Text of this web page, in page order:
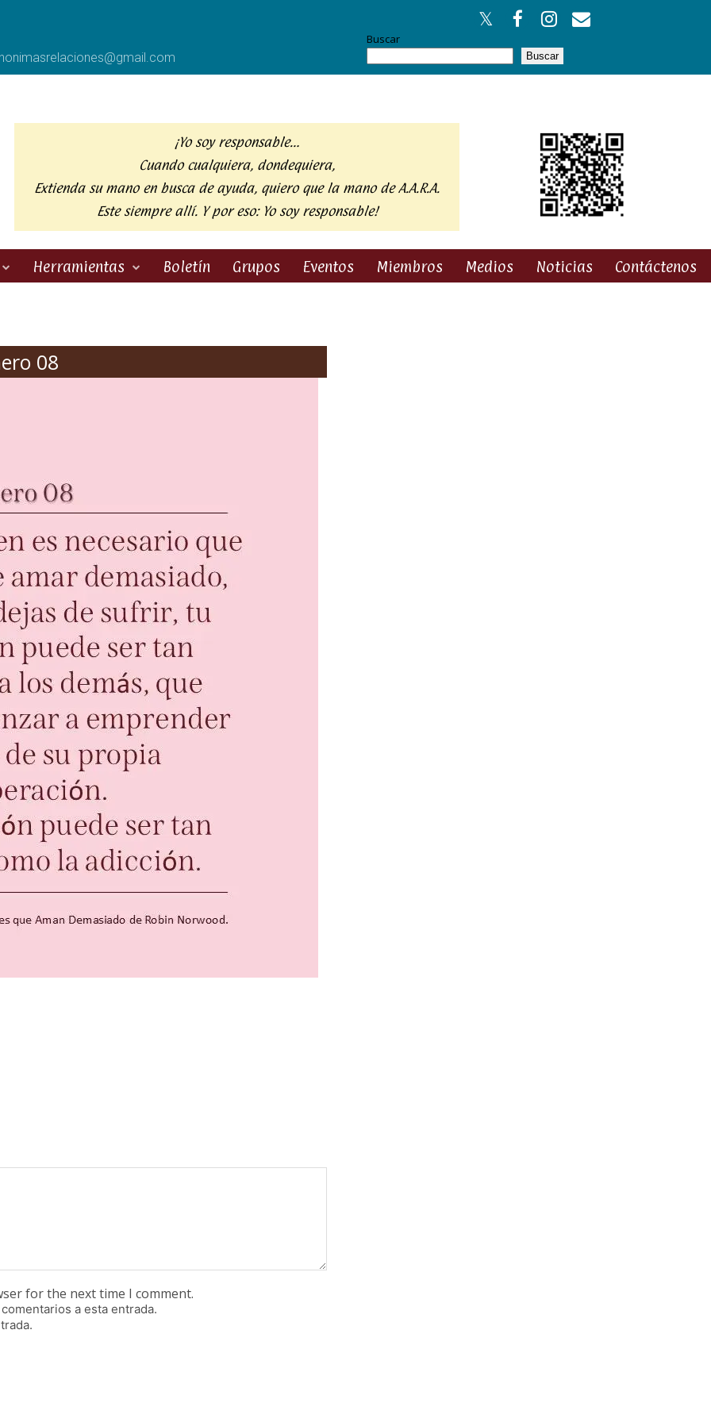
Buscar
Buscar
¡Yo soy responsable…
Cuando cualquiera, dondequiera,
Extienda su mano en busca de ayuda, quiero que la mano de A.A.R.A.
Este siempre allí. Y por eso: Yo soy responsable!
Herramientas Boletín Grupos Eventos Miembros Medios Noticias Contáctenos
08
for the next time I comment.
a esta entrada.